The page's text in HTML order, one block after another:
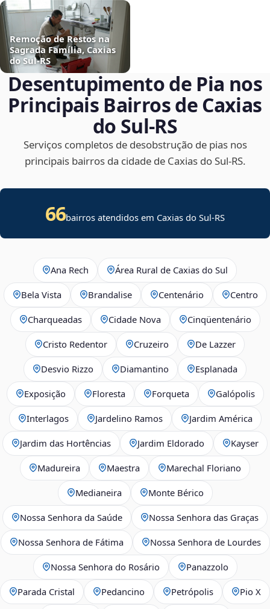
Remoção de Restos na
Sagrada Família, Caxias
do Sul‑RS
Desentupimento de Pia nos
Principais Bairros de Caxias
do Sul‑RS
Serviços completos de desobstrução de pias nos
principais bairros da cidade de Caxias do Sul‑RS.
66bairros atendidos em Caxias do Sul-RS
Ana Rech Área Rural de Caxias do Sul
Bela Vista Brandalise Centenário Centro
Charqueadas Cidade Nova Cinqüentenário
Cristo Redentor Cruzeiro De Lazzer
Desvio Rizzo Diamantino Esplanada
Exposição Floresta Forqueta Galópolis
Interlagos Jardelino Ramos Jardim América
Jardim das Hortências Jardim Eldorado Kayser
Madureira Maestra Marechal Floriano
Medianeira Monte Bérico
Nossa Senhora da Saúde Nossa Senhora das Graças
Nossa Senhora de Fátima Nossa Senhora de Lourdes
Nossa Senhora do Rosário Panazzolo
Parada Cristal Pedancino Petrópolis Pio X